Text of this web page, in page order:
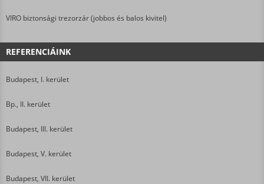
VIRO biztonsági trezorzár (jobbos és balos kivitel)
REFERENCIÁINK
Budapest, I. kerület
Bp., II. kerület
Budapest, III. kerület
Budapest, V. kerület
Budapest, VII. kerület